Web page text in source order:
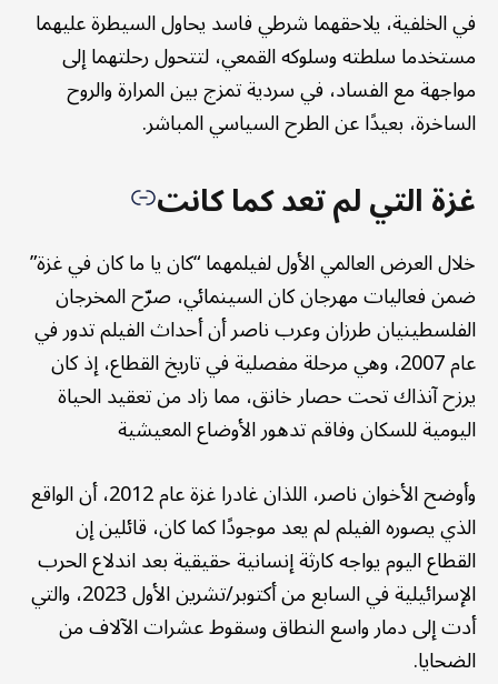
في الخلفية، يلاحقهما شرطي فاسد يحاول السيطرة عليهما
مستخدما سلطته وسلوكه القمعي، لتتحول رحلتهما إلى
مواجهة مع الفساد، في سردية تمزج بين المرارة والروح
الساخرة، بعيدًا عن الطرح السياسي المباشر.
غزة التي لم تعد كما كانت
خلال العرض العالمي الأول لفيلمهما “كان يا ما كان في غزة”
ضمن فعاليات مهرجان كان السينمائي، صرّح المخرجان
الفلسطينيان طرزان وعرب ناصر أن أحداث الفيلم تدور في
عام 2007، وهي مرحلة مفصلية في تاريخ القطاع، إذ كان
يرزح آنذاك تحت حصار خانق، مما زاد من تعقيد الحياة
اليومية للسكان وفاقم تدهور الأوضاع المعيشية
وأوضح الأخوان ناصر، اللذان غادرا غزة عام 2012، أن الواقع
الذي يصوره الفيلم لم يعد موجودًا كما كان، قائلين إن
القطاع اليوم يواجه كارثة إنسانية حقيقية بعد اندلاع الحرب
الإسرائيلية في السابع من أكتوبر/تشرين الأول 2023، والتي
أدت إلى دمار واسع النطاق وسقوط عشرات الآلاف من
الضحايا.